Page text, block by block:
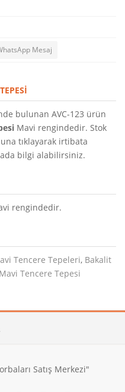
Mesaj
bulunan AVC-123 ürün
Mavi rengindedir. Stok
tıklayarak irtibata
bilgi alabilirsiniz.
rengindedir.
Tencere Tepeleri, Bakalit
Tencere Tepesi
Satış Merkezi"